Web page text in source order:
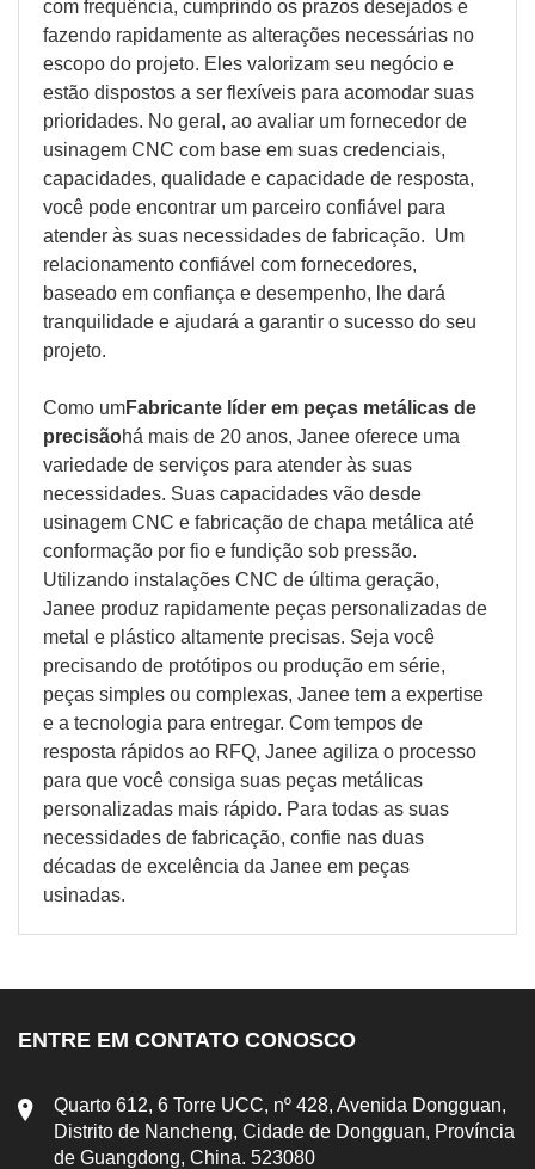
com frequência, cumprindo os prazos desejados e
fazendo rapidamente as alterações necessárias no
escopo do projeto. Eles valorizam seu negócio e
estão dispostos a ser flexíveis para acomodar suas
prioridades. No geral, ao avaliar um fornecedor de
usinagem CNC com base em suas credenciais,
capacidades, qualidade e capacidade de resposta,
você pode encontrar um parceiro confiável para
atender às suas necessidades de fabricação. Um
relacionamento confiável com fornecedores,
baseado em confiança e desempenho, lhe dará
tranquilidade e ajudará a garantir o sucesso do seu
projeto.
Como umFabricante líder em peças metálicas de
precisãohá mais de 20 anos, Janee oferece uma
variedade de serviços para atender às suas
necessidades. Suas capacidades vão desde
usinagem CNC e fabricação de chapa metálica até
conformação por fio e fundição sob pressão.
Utilizando instalações CNC de última geração,
Janee produz rapidamente peças personalizadas de
metal e plástico altamente precisas. Seja você
precisando de protótipos ou produção em série,
peças simples ou complexas, Janee tem a expertise
e a tecnologia para entregar. Com tempos de
resposta rápidos ao RFQ, Janee agiliza o processo
para que você consiga suas peças metálicas
personalizadas mais rápido. Para todas as suas
necessidades de fabricação, confie nas duas
décadas de excelência da Janee em peças
usinadas.
ENTRE EM CONTATO CONOSCO
Quarto 612, 6 Torre UCC, nº 428, Avenida Dongguan,
Distrito de Nancheng, Cidade de Dongguan, Província
de Guangdong, China. 523080